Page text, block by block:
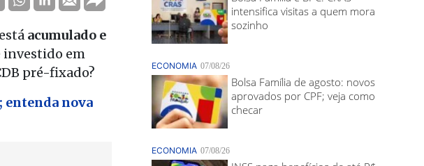
acumulado e
investido em
pré-fixado?
entenda nova